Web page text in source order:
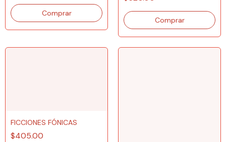
FICCIONES FÓNICAS
$405.00